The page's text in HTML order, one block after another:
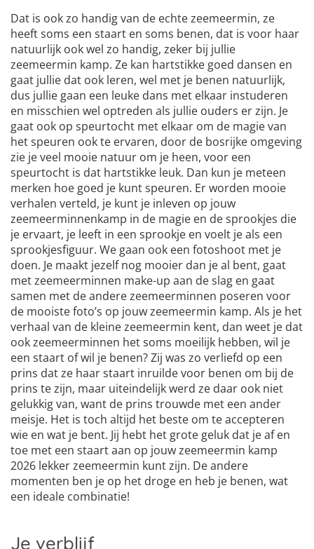
Dat is ook zo handig van de echte zeemeermin, ze
heeft soms een staart en soms benen, dat is voor haar
natuurlijk ook wel zo handig, zeker bij jullie
zeemeermin kamp. Ze kan hartstikke goed dansen en
gaat jullie dat ook leren, wel met je benen natuurlijk,
dus jullie gaan een leuke dans met elkaar instuderen
en misschien wel optreden als jullie ouders er zijn. Je
gaat ook op speurtocht met elkaar om de magie van
het speuren ook te ervaren, door de bosrijke omgeving
zie je veel mooie natuur om je heen, voor een
speurtocht is dat hartstikke leuk. Dan kun je meteen
merken hoe goed je kunt speuren. Er worden mooie
verhalen verteld, je kunt je inleven op jouw
zeemeerminnenkamp in de magie en de sprookjes die
je ervaart, je leeft in een sprookje en voelt je als een
sprookjesfiguur. We gaan ook een fotoshoot met je
doen. Je maakt jezelf nog mooier dan je al bent, gaat
met zeemeerminnen make-up aan de slag en gaat
samen met de andere zeemeerminnen poseren voor
de mooiste foto’s op jouw zeemeermin kamp. Als je het
verhaal van de kleine zeemeermin kent, dan weet je dat
ook zeemeerminnen het soms moeilijk hebben, wil je
een staart of wil je benen? Zij was zo verliefd op een
prins dat ze haar staart inruilde voor benen om bij de
prins te zijn, maar uiteindelijk werd ze daar ook niet
gelukkig van, want de prins trouwde met een ander
meisje. Het is toch altijd het beste om te accepteren
wie en wat je bent. Jij hebt het grote geluk dat je af en
toe met een staart aan op jouw zeemeermin kamp
2026 lekker zeemeermin kunt zijn. De andere
momenten ben je op het droge en heb je benen, wat
een ideale combinatie!
Je verblijf